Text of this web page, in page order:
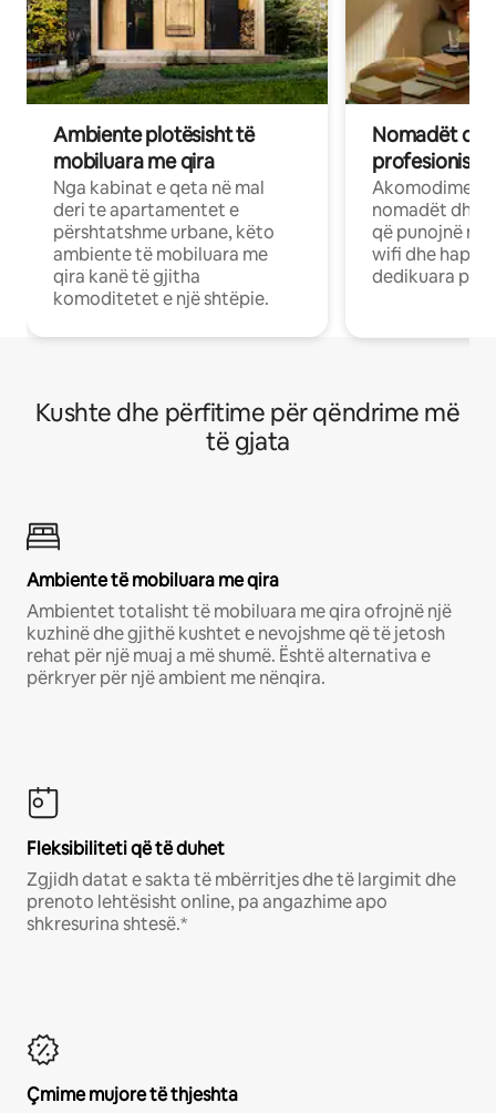
Ambiente plotësisht të
mobiluara me qira
Nga kabinat e qeta në mal
deri te apartamentet e
përshtatshme urbane, këto
ambiente të mobiluara me
qira kanë të gjitha
komoditetet e një shtëpie.
Nomadët
Akomodime
nomadët dhe
që punojnë në
wifi dhe
dedikuara
Kushte dhe përfitime për qëndrime më
të gjata
Ambiente të mobiluara me qira
Ambientet totalisht të mobiluara me qira ofrojnë një
kuzhinë dhe gjithë kushtet e nevojshme që të jetosh
rehat për një muaj a më shumë. Është alternativa e
përkryer për një ambient me nënqira.
Fleksibiliteti që të duhet
Zgjidh datat e sakta të mbërritjes dhe të largimit dhe
prenoto lehtësisht online, pa angazhime apo
shkresurina shtesë.*
Çmime mujore të thjeshta